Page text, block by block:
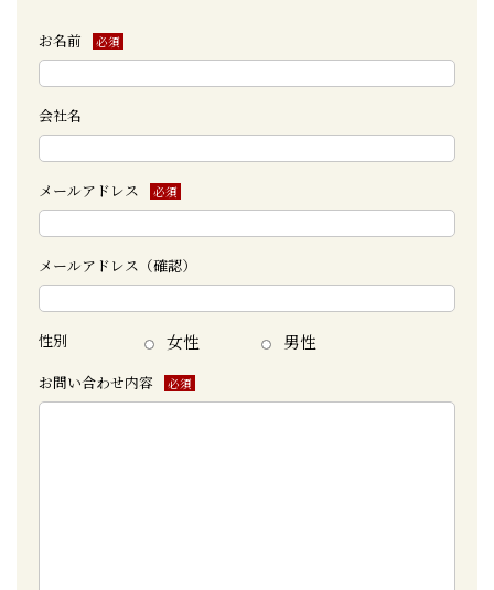
お名前 必須
会社名
メールアドレス 必須
メールアドレス（確認）
性別 女性 男性
お問い合わせ内容 必須